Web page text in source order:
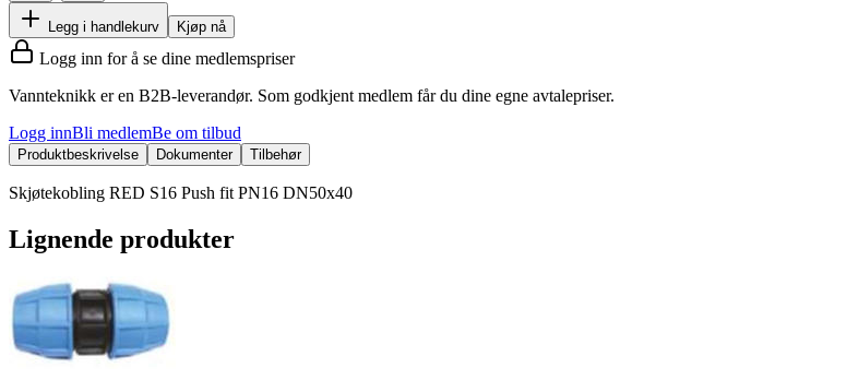
Legg i handlekurv Kjøp nå
Logg inn for å se dine medlemspriser
Vannteknikk er en B2B-leverandør. Som godkjent medlem får du dine egne avtalepriser.
Logg innBli medlemBe om tilbud
Produktbeskrivelse Dokumenter Tilbehør
Skjøtekobling RED S16 Push fit PN16 DN50x40
Lignende produkter